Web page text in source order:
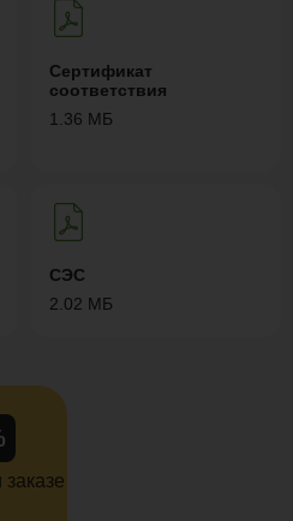
Сертификат
соответствия
1.36 МБ
СЭС
2.02 МБ